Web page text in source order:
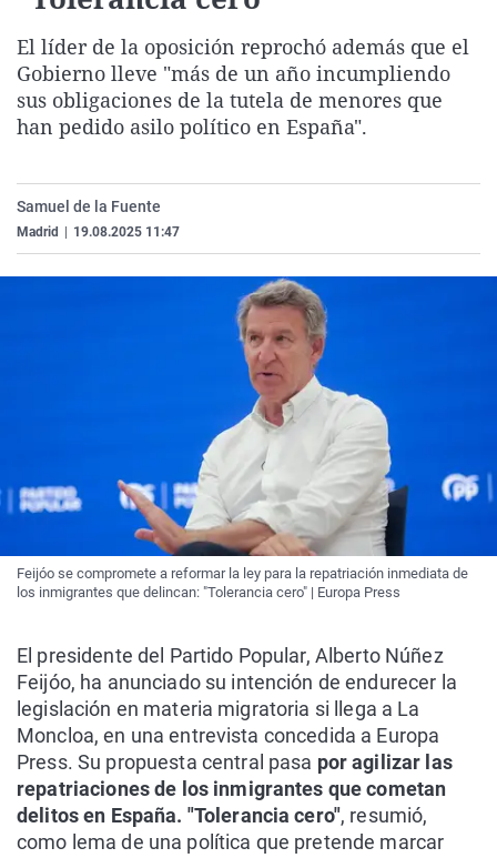
Gente viajera
Como el perro y el
Retornados
Equipo de
Operación Viuda
Galicia
La Rioja
Navarra
Televisión
Elecciones
El líder de la oposición reprochó además que el
Gobierno lleve "más de un año incumpliendo
sus obligaciones de la tutela de menores que
han pedido asilo político en España".
Samuel de la Fuente
Madrid 19.08.2025 11:47
Feijóo se compromete a reformar la ley para la repatriación inmediata de
los inmigrantes que delincan: "Tolerancia cero" | Europa Press
El presidente del Partido Popular, Alberto Núñez
Feijóo, ha anunciado su intención de endurecer la
legislación en materia migratoria si llega a La
Moncloa, en una entrevista concedida a Europa
Press. Su propuesta central pasa por agilizar las
repatriaciones de los inmigrantes que cometan
delitos en España. "Tolerancia cero", resumió,
como lema de una política que pretende marcar